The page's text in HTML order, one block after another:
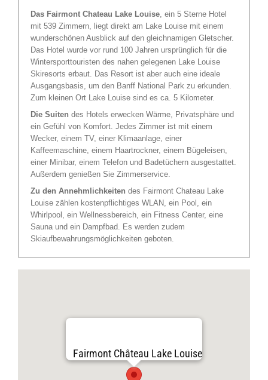
Das Fairmont Chateau Lake Louise , ein 5 Sterne Hotel
mit 539 Zimmern, liegt direkt am Lake Louise mit einem
wunderschönen Ausblick auf den gleichnamigen Gletscher.
Das Hotel wurde vor rund 100 Jahren ursprünglich für die
Wintersporttouristen des nahen gelegenen Lake Louise
Skiresorts erbaut. Das Resort ist aber auch eine ideale
Ausgangsbasis, um den Banff National Park zu erkunden.
Zum kleinen Ort Lake Louise sind es ca. 5 Kilometer.
Die Suiten des Hotels erwecken Wärme, Privatsphäre und
ein Gefühl von Komfort. Jedes Zimmer ist mit einem
Wecker, einem TV, einer Klimaanlage, einer
Kaffeemaschine, einem Haartrockner, einem Bügeleisen,
einer Minibar, einem Telefon und Badetüchern ausgestattet.
Außerdem genießen Sie Zimmerservice.
Zu den Annehmlichkeiten des Fairmont Chateau Lake
Louise zählen kostenpflichtiges WLAN, ein Pool, ein
Whirlpool, ein Wellnessbereich, ein Fitness Center, eine
Sauna und ein Dampfbad. Es werden zudem
Skiaufbewahrungsmöglichkeiten geboten.
Fairmont Château Lake Louise